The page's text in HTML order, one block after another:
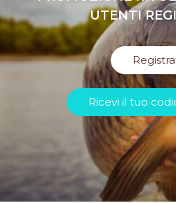
UTENTI
Ricevi il tuo